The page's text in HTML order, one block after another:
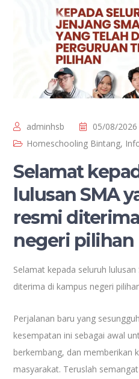
adminhsb 05/08/2026
Homeschooling Bintang,
Selamat
lulusan SMA
resmi
negeri pilihan
Selamat kepada seluruh
diterima di kampus negeri
Perjalanan baru yang
kesempatan ini sebagai awal
berkembang, dan memberikan
masyarakat. Teruslah